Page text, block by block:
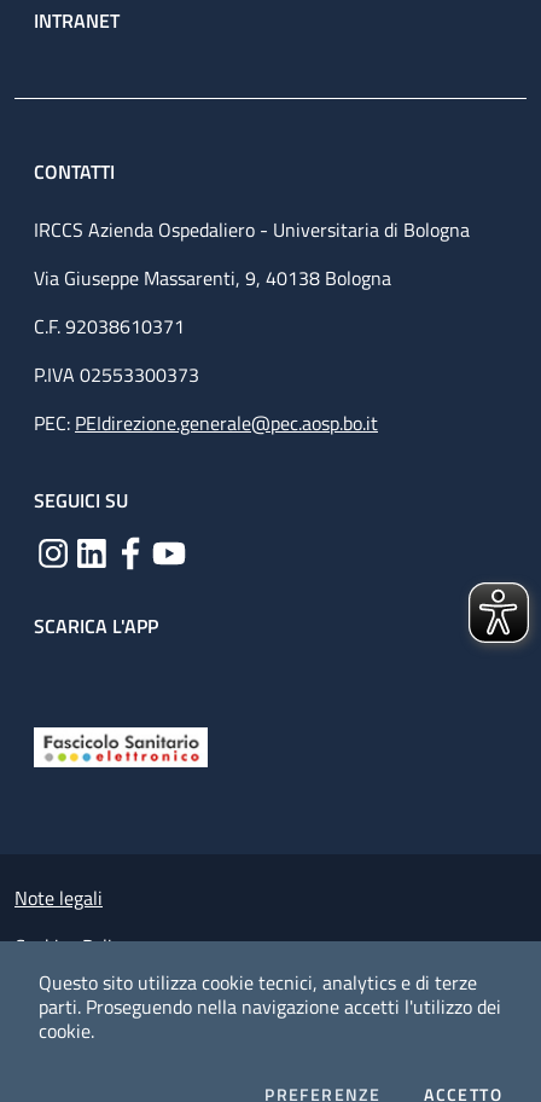
Questo sito utilizza cookie tecnici, analytics e di terze
parti. Proseguendo nella navigazione accetti l'utilizzo dei
cookie.
PREFERENZE COOKIESACCETTOI
INTRANET
CONTATTI
IRCCS Azienda Ospedaliero - Universitaria di Bologna
Via Giuseppe Massarenti, 9, 40138 Bologna
C.F. 92038610371
P.IVA 02553300373
PEC: PEIdirezione.generale@pec.aosp.bo.it
SEGUICI SU
SCARICA L'APP
Small prints
Note legali
Cookies Policy
Policy privacy e protezione del dato personale
Albo pretorio on-line